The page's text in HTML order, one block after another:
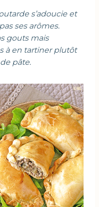
s’adoucie et
ses arômes.
gouts mais
à en tartiner plutôt
pâte.